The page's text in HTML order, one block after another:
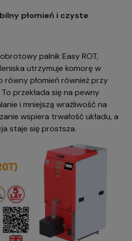
płomień i czyste
palnik Easy ROT,
utrzymuje komorę w
równy płomień również przy
przekłada się na pewny
i mniejszą wrażliwość na
wspiera trwałość układu, a
staje się prostsza.